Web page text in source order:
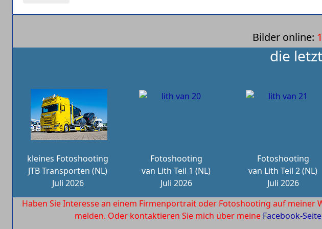
Bilder online:
die
kleines Fotoshooting
JTB Transporten (NL)
Juli 2026
Fotoshooting
van Lith Teil 1 (NL)
Juli 2026
Fotoshooting
van Lith Teil 2 (NL)
Juli 2026
Haben Sie Interesse an einem Firmenportrait oder Fotoshooting auf meiner
melden. Oder kontaktieren Sie mich über meine Facebook-